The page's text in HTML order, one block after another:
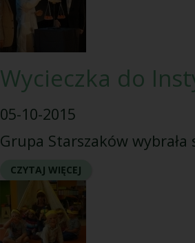
Wycieczka do
05-10-2015
Grupa Starszaków
CZYTAJ WIĘCEJ